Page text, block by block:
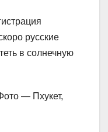
русские
в солнечную
— Пхукет,